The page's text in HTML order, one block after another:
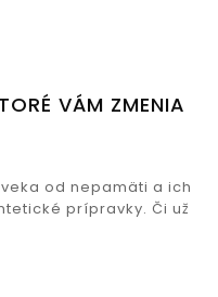
VÁM ZMENIA
od nepamäti a ich
prípravky. Či už